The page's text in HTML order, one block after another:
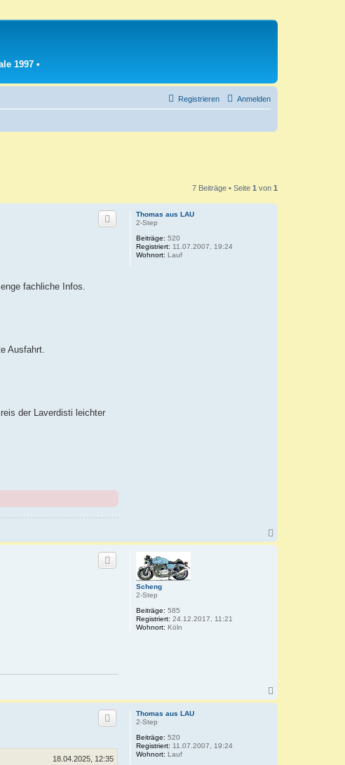
1997 •
Anmelden
Registrieren
7 Beiträge • Seite 1 von 1
Thomas aus LAU
2-Step
Beiträge: 520
Registriert: 11.07.2007, 19:24
Wohnort: Lauf
fachliche Infos.
Ausfahrt.
der Laverdisti leichter
Scheng
2-Step
Beiträge: 585
Registriert: 24.12.2017, 11:21
Wohnort: Köln
Thomas aus LAU
2-Step
Beiträge: 520
Registriert: 11.07.2007, 19:24
Wohnort: Lauf
18.04.2025, 12:35